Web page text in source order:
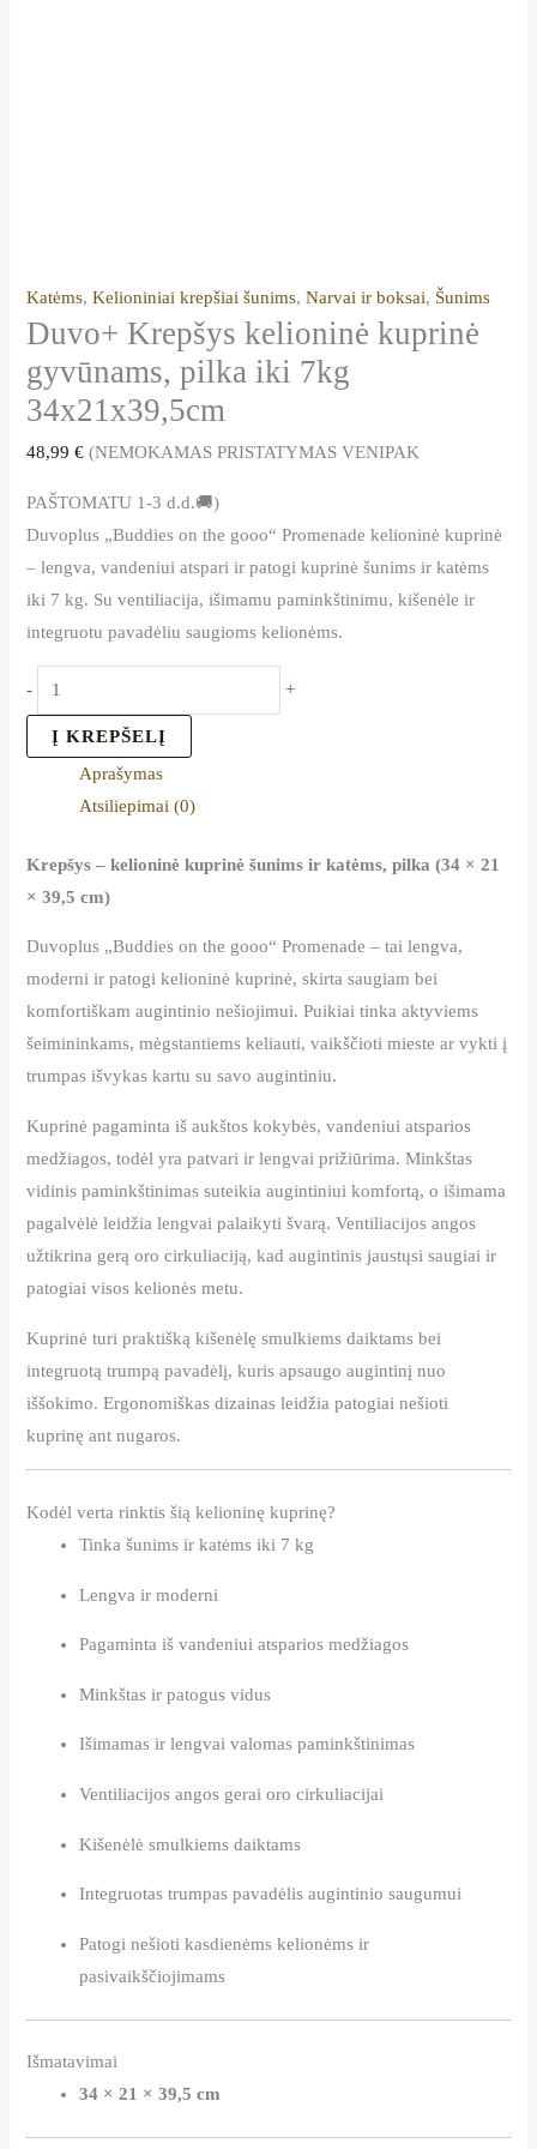
Katėms,Kelioniniai krepšiai šunims,Narvai ir boksai, Šunims
Duvo+ Krepšys kelioninė kuprinė
gyvūnams, pilka iki 7kg
34x21x39,5cm
48,99€ (NEMOKAMAS PRISTATYMAS VENIPAK
PAŠTOMATU 1-3 d.d.🚚)
Duvoplus „Buddies on the gooo“ Promenade kelioninė kuprinė
– lengva, vandeniui atspari ir patogi kuprinė šunims ir katėms
iki 7 kg. Su ventiliacija, išimamu paminkštinimu, kišenėle ir
integruotu pavadėliu saugioms kelionėms.
- +
Į KREPŠELĮ
Aprašymas
Atsiliepimai (0)
Krepšys – kelioninė kuprinė šunims ir katėms, pilka (34 × 21
× 39,5 cm)
Duvoplus „Buddies on the gooo“ Promenade – tai lengva,
moderni ir patogi kelioninė kuprinė, skirta saugiam bei
komfortiškam augintinio nešiojimui. Puikiai tinka aktyviems
šeimininkams, mėgstantiems keliauti, vaikščioti mieste ar vykti į
trumpas išvykas kartu su savo augintiniu.
Kuprinė pagaminta iš aukštos kokybės, vandeniui atsparios
medžiagos, todėl yra patvari ir lengvai prižiūrima. Minkštas
vidinis paminkštinimas suteikia augintiniui komfortą, o išimama
pagalvėlė leidžia lengvai palaikyti švarą. Ventiliacijos angos
užtikrina gerą oro cirkuliaciją, kad augintinis jaustųsi saugiai ir
patogiai visos kelionės metu.
Kuprinė turi praktišką kišenėlę smulkiems daiktams bei
integruotą trumpą pavadėlį, kuris apsaugo augintinį nuo
iššokimo. Ergonomiškas dizainas leidžia patogiai nešioti
kuprinę ant nugaros.
Kodėl verta rinktis šią kelioninę kuprinę?
Tinka šunims ir katėms iki 7 kg
Lengva ir moderni
Pagaminta iš vandeniui atsparios medžiagos
Minkštas ir patogus vidus
Išimamas ir lengvai valomas paminkštinimas
Ventiliacijos angos gerai oro cirkuliacijai
Kišenėlė smulkiems daiktams
Integruotas trumpas pavadėlis augintinio saugumui
Patogi nešioti kasdienėms kelionėms ir
pasivaikščiojimams
Išmatavimai
34 × 21 × 39,5 cm